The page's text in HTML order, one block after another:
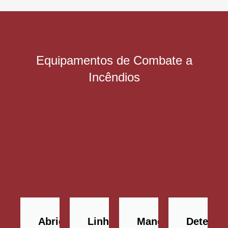
Equipamentos de Combate a
Incêndios
Abrigos
Linha
Mangueiras